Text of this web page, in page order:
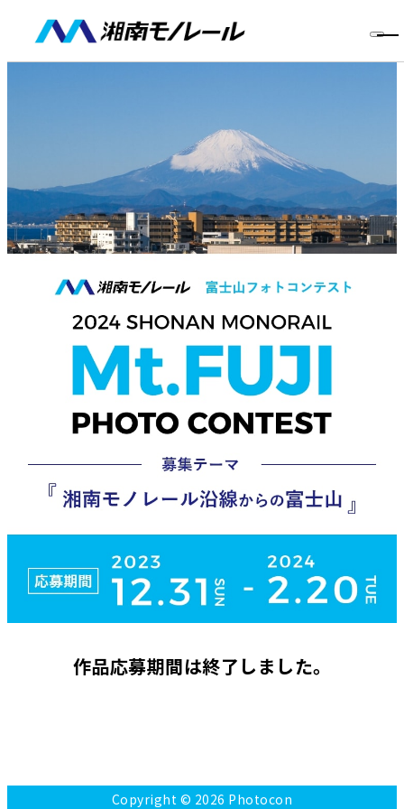
作品応募期間は終了しました。
Copyright © 2026 Photocon